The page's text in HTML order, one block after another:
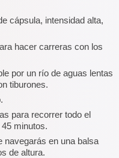
cápsula, intensidad alta,
hacer carreras con los
por un río de aguas lentas
tiburones.
para recorrer todo el
minutos.
navegarás en una balsa
de altura.